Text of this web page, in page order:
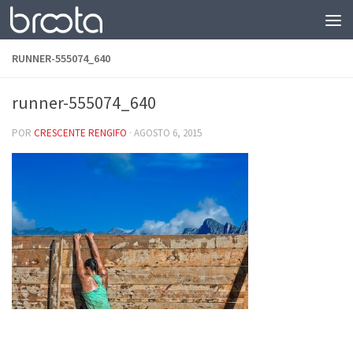
Saltar al contenido
RUNNER-555074_640
runner-555074_640
POR CRESCENTE RENGIFO · AGOSTO 6, 2015